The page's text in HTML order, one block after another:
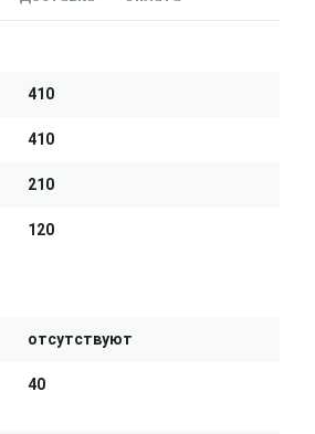
410
410
210
120
отсутствуют
40